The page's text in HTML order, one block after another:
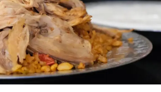
Sivas
Tekirdağ
Tokat
Trabzon